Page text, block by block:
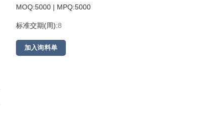
MOQ:5000 | MPQ:5000
标准交期(周):8
加入询料单